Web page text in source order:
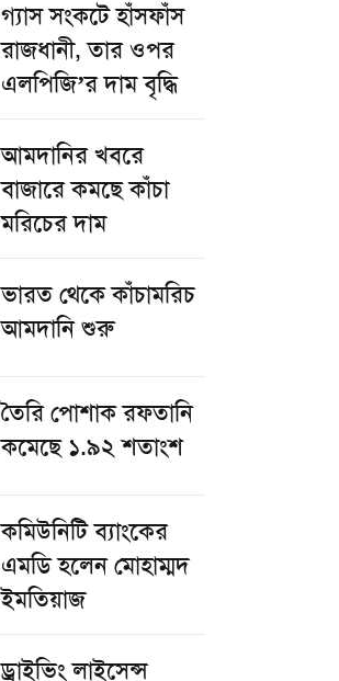
গ্যাস সংকটে হাঁসফাঁস
রাজধানী, তার ওপর
এলপিজি’র দাম বৃদ্ধি
আমদানির খবরে
বাজারে কমছে কাঁচা
মরিচের দাম
ভারত থেকে কাঁচামরিচ
আমদানি শুরু
তৈরি পোশাক রফতানি
কমেছে ১.৯২ শতাংশ
কমিউনিটি ব্যাংকের
এমডি হলেন মোহাম্মদ
ইমতিয়াজ
ড্রাইভিং লাইসেন্স